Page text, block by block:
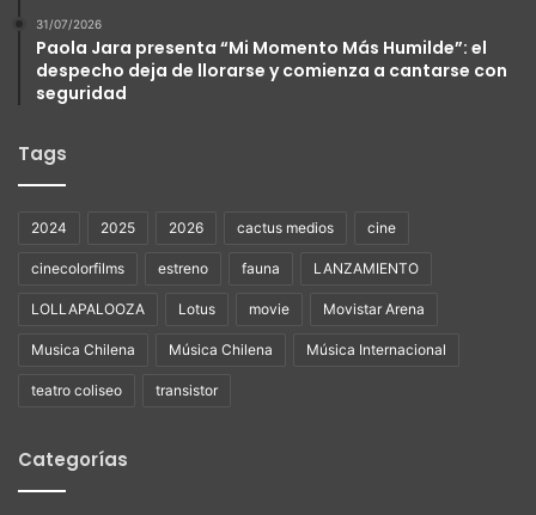
31/07/2026
Paola Jara presenta “Mi Momento Más Humilde”: el
despecho deja de llorarse y comienza a cantarse con
seguridad
Tags
2024 2025 2026 cactus medios cine
cinecolorfilms estreno fauna LANZAMIENTO
LOLLAPALOOZA Lotus movie Movistar Arena
Musica Chilena Música Chilena Música Internacional
teatro coliseo transistor
Categorías